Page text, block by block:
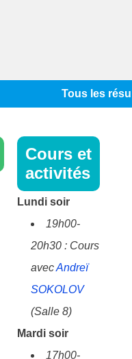
Tous les
Cours et
activités
Lundi soir
19h00-
20h30 : Cours
avecAndreï
SOKOLOV
(Salle 8)
Mardi soir
17h00-